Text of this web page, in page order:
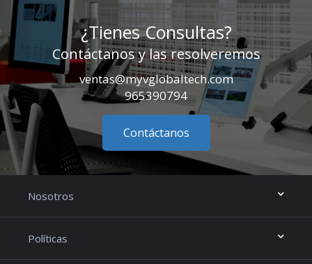
¿Tienes Consultas?
Contáctanos y las resolveremos
ventas@myvglobaltech.com
965390794
Contáctanos
Nosotros
Políticas